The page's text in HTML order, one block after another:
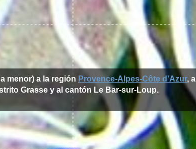
menor) a la región Provence-Alpes-Côte d'Azur, al
Grasse y al cantón Le Bar-sur-Loup.